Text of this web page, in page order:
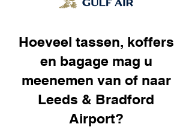
Hoeveel tassen, koffers
en bagage mag u
meenemen van of naar
Leeds & Bradford
Airport?